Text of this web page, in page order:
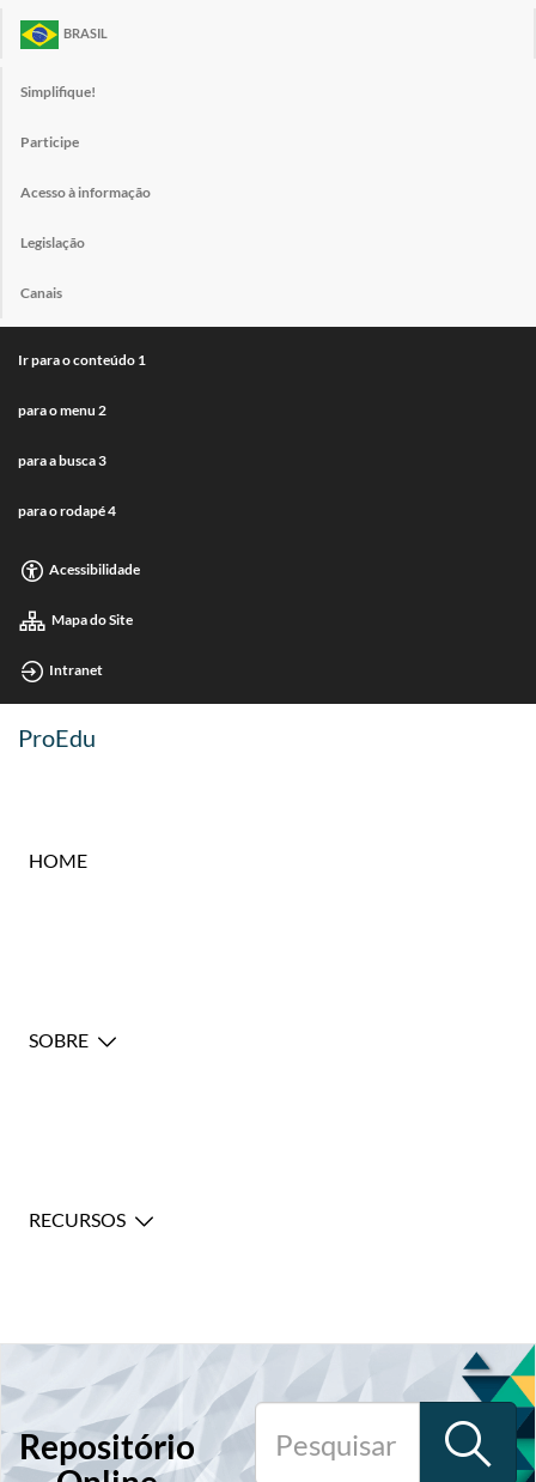
BRASIL
Simplifique!
Participe
Acesso à informação
Legislação
Canais
Ir para o conteúdo 1
para o menu 2
para a busca3
para o rodapé4
Acessibilidade
Mapa do Site
Intranet
ProEdu
HOME
SOBRE
RECURSOS
Repositório